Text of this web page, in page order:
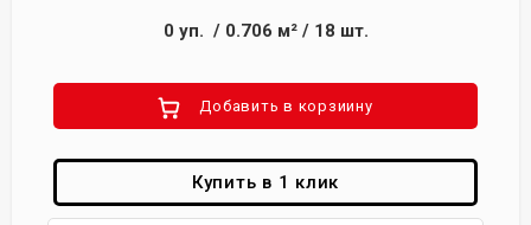
0 уп. / 0.706 м²/ 18 шт.
Добавить в корзиину
Купить в 1 клик